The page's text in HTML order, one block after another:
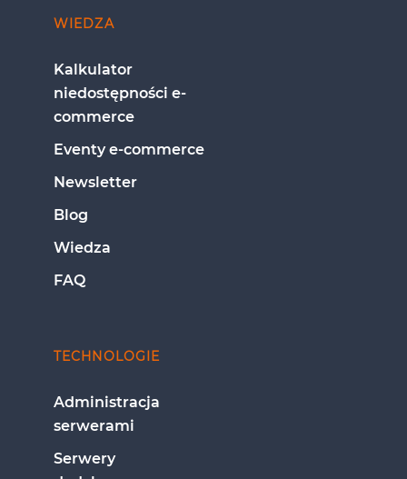
WIEDZA
Kalkulator
niedostępności e-
commerce
Eventy e-commerce
Newsletter
Blog
Wiedza
FAQ
TECHNOLOGIE
Administracja
serwerami
Serwery